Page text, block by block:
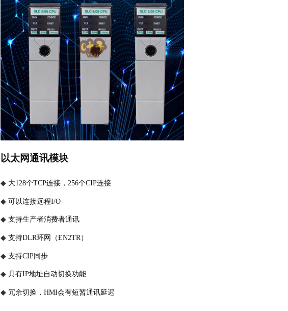
以太网通讯模块
◆ 大128个TCP连接，256个CIP连接
◆ 可以连接远程I/O
◆ 支持生产者消费者通讯
◆ 支持DLR环网（EN2TR）
◆ 支持CIP同步
◆ 具有IP地址自动切换功能
◆ 冗余切换， HMI会有短暂通讯延迟